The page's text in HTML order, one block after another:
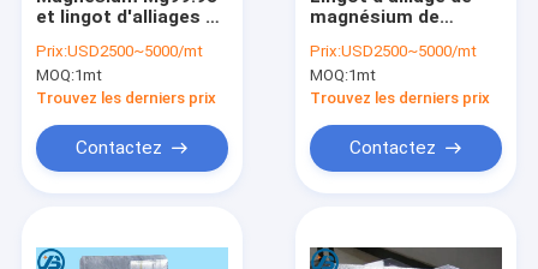
et lingot d'alliages de
roues d'alliage de
bicyclette
Prix:USD2500~5000/mt
MOQ:1mt
Trouvez les derniers prix
Contactez
magnésium de
secondaire pour
industrie des
véhicules à
Prix:USD2500~5000/mt
MOQ:1mt
Trouvez les derniers prix
Contactez